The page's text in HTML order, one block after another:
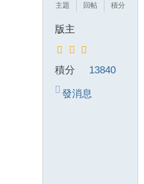
主題
回帖
積分
版主
積分 13840
發消息